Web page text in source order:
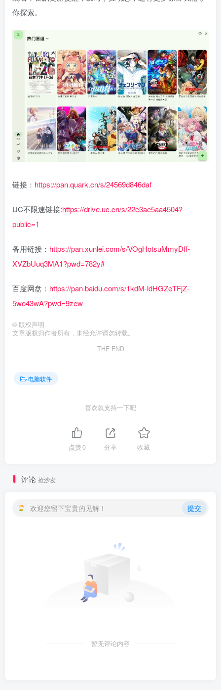
你探索。
链接： https://pan.quark.cn/s/24569d846daf
UC不限速链接:https://drive.uc.cn/s/22e3ae5aa4504?
public=1
备用链接： https://pan.xunlei.com/s/VOgHotsuMmyDff-
XVZbUuq3MA1?pwd=782y#
百度网盘： https://pan.baidu.com/s/1kdM-ldHGZeTFjZ-
5wo43wA?pwd=9zew
© 版权声明
文章版权归作者所有，未经允许请勿转载。
THE END
电脑软件
喜欢就支持一下吧
点赞0 分享 收藏
评论 抢沙发
欢迎您留下宝贵的见解！ 提交
暂无评论内容